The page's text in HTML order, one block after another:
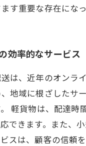
す重要な存在にな
効率的なサービス
は、近年のオンラ
地域に根ざしたサ
軽貨物は、配達
できます。また、
スは、顧客の信頼